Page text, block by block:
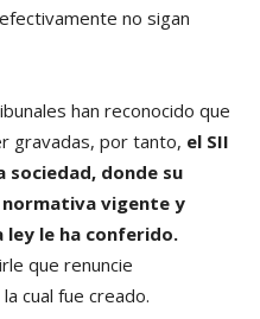
no sigan
han reconocido que
gravadas, por tanto, el SII
sociedad, donde su
vigente y
ley le ha conferido.
que renuncie
cual fue creado.